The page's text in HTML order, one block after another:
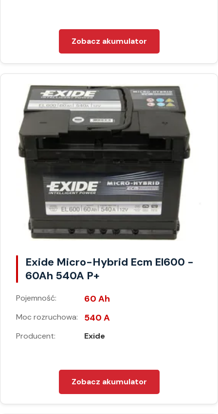
Zobacz akumulator
Exide Micro-Hybrid Ecm El600 -
60Ah 540A P+
Pojemność: 60 Ah
Moc rozruchowa: 540 A
Producent: Exide
Zobacz akumulator